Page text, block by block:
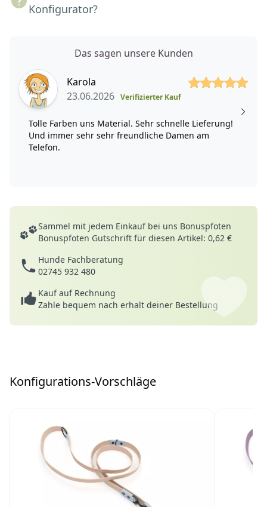
Konfigurator?
Das sagen unsere Kunden
Karola
23.06.2026 Verifizierter Kauf
5 von 5 Sterne
Tolle Farben uns Material. Sehr schnelle Lieferung!
Und immer sehr sehr freundliche Damen am
Telefon.
Deine Vorteile
Sammel mit jedem Einkauf bei uns Bonuspfoten
Bonuspfoten Gutschrift für diesen Artikel: 0,62 €
Hunde Fachberatung
02745 932 480
Kauf auf Rechnung
Zahle bequem nach erhalt deiner Bestellung
Konfigurations-Vorschläge